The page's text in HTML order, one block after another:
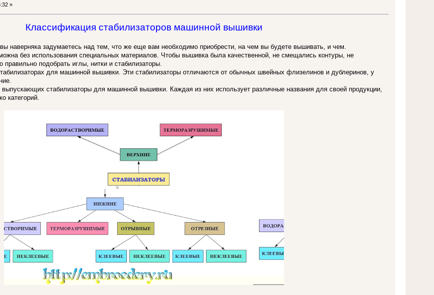
»
Классификация стабилизаторов машинной вышивки
наверняка задумаетесь над тем, что же еще вам необходимо приобрести, на чем вы будете вышивать, и чем.
без использования специальных материалов. Чтобы вышивка была качественной, не смещались контуры, не
правильно подобрать иглы, нитки и стабилизаторы.
для машинной вышивки. Эти стабилизаторы отличаются от обычных швейных флизелинов и дублеринов, у
стабилизаторы для машинной вышивки. Каждая из них использует различные названия для своей продукции,
категорий.